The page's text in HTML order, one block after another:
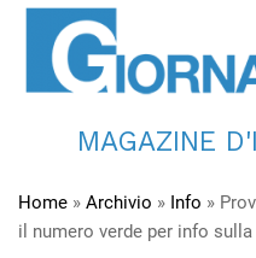
MAGAZINE
Home » Archivio » Info »
il numero verde per info